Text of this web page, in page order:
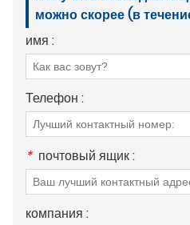
можно скорее (в
имя :
Телефон :
* почтовый ящик :
компания :